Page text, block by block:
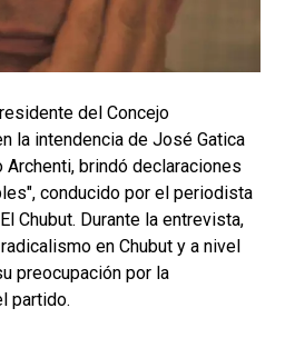
del Concejo
la intendencia de José Gatica
Archenti, brindó declaraciones
conducido por el periodista
Chubut. Durante la entrevista,
en Chubut y a nivel
preocupación por la
partido.